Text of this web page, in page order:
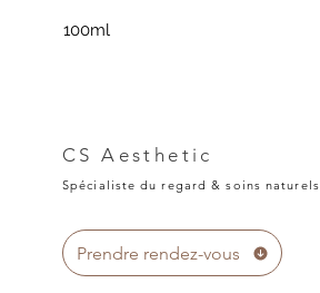
100ml
CS Aesthetic
Spécialiste du regard & soins naturels
Prendre rendez-vous